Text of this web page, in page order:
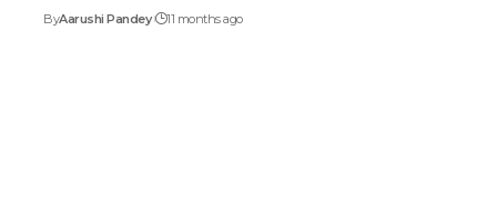
ByAarushi Pandey 11 months ago